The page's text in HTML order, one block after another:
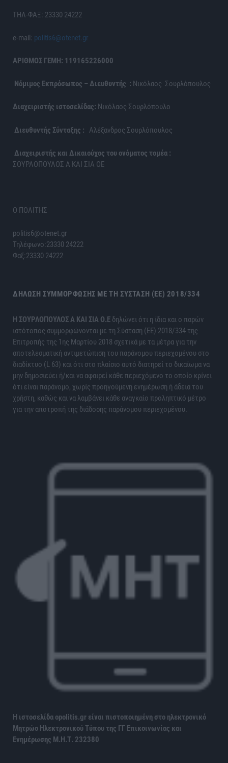
ΤΗΛ-ΦΑΞ: 23330 24222
e-mail: politis6@otenet.gr
ΑΡΙΘΜΟΣ ΓΕΜΗ: 119165226000
Νόμιμος Εκπρόσωπος – Διευθυντής : Νικόλαος Σουρλόπουλος
Διαχειριστής ιστοσελίδας: Νικόλαος Σουρλόπουλο
Διευθυντής Σύνταξης : Αλέξανδρος Σουρλόπουλος
Διαχειριστής και Δικαιούχος του ονόματος τομέα :
ΣΟΥΡΛΟΠΟΥΛΟΣ Α ΚΑΙ ΣΙΑ ΟΕ
Ο ΠΟΛΙΤΗΣ
politis6@otenet.gr
Τηλέφωνο:23330 24222
Φαξ:23330 24222
ΔΉΛΩΣΗ ΣΥΜΜΌΡΦΩΣΗΣ ΜΕ ΤΗ ΣΎΣΤΑΣΗ (ΕΕ) 2018/334
H ΣΟΥΡΛΟΠΟΥΛΟΣ Α ΚΑΙ ΣΙΑ Ο.Ε δηλώνει ότι η ίδια και ο παρών
ιστότοπος συμμορφώνονται με τη Σύσταση (ΕΕ) 2018/334 της
Επιτροπής της 1ης Μαρτίου 2018 σχετικά με τα μέτρα για την
αποτελεσματική αντιμετώπιση του παράνομου περιεχομένου στο
διαδίκτυο (L 63) και ότι στο πλαίσιο αυτό διατηρεί το δικαίωμα να
μην δημοσιεύει ή/και να αφαιρεί κάθε περιεχόμενο το οποίο κρίνει
ότι είναι παράνομο, χωρίς προηγούμενη ενημέρωση ή άδεια του
χρήστη, καθώς και να λαμβάνει κάθε αναγκαίο προληπτικό μέτρο
για την αποτροπή της διάδοσης παράνομου περιεχομένου.
Η ιστοσελίδα opolitis.gr είναι πιστοποιημένη στο ηλεκτρονικό
Μητρώο Ηλεκτρονικού Τύπου της ΓΓ Επικοινωνίας και
Ενημέρωσης Μ.Η.Τ. 232380